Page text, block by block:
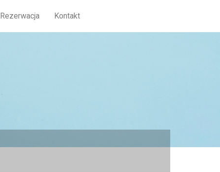
Rezerwacja Kontakt